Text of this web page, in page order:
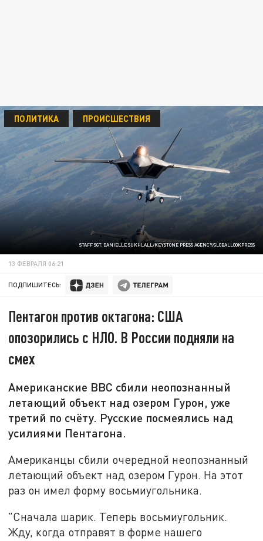
STAFF SGT. DANIELLE SUKHLALL/KEYSTONE PRESS AGENCY/GLOBALLOOKPRESS
ПОЛИТИКА ПРОИСШЕСТВИЯ
13 ФЕВРАЛЯ 06:21
ПОДПИШИТЕСЬ:
Пентагон против октагона: США
опозорились с НЛО. В России подняли на
смех
Американские ВВС сбили неопознанный
летающий объект над озером Гурон, уже
третий по счёту. Русские посмеялись над
усилиями Пентагона.
Американцы сбили очередной неопознанный
летающий объект над озером Гурон. На этот
раз он имел форму восьмиугольника.
"Сначала шарик. Теперь восьмиугольник.
Жду, когда отправят в форме нашего